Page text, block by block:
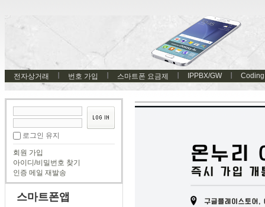
전자상거래 번호 가입 스마트폰 요금제 IPPBX/GW Coding
로그인 유지
회원 가입
아이디/비밀번호 찾기
인증 메일 재발송
스마트폰앱